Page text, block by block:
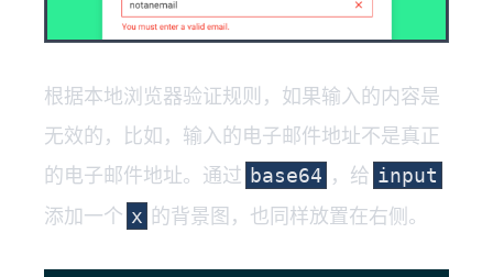
根据本地浏览器验证规则，如果输入的内容是
无效的，比如，输入的电子邮件地址不是真正
的电子邮件地址。通过 base64 ，给 input
添加一个 x 的背景图，也同样放置在右侧。